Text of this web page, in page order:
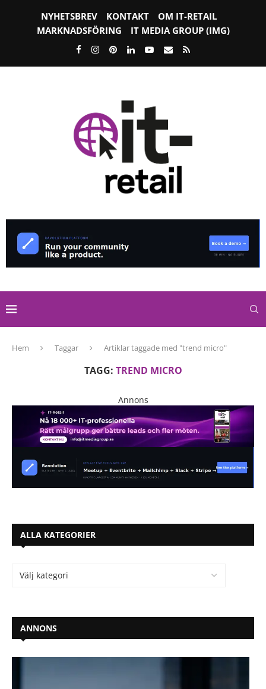
NYHETSBREV KONTAKT
OM IT-RETAIL
MARKNADSFÖRING
IT MEDIA GROUP (IMG)
Hem Taggar Artiklar taggade med "trend micro"
TAGG: TREND MICRO
Annons
ALLA KATEGORIER
ANNONS